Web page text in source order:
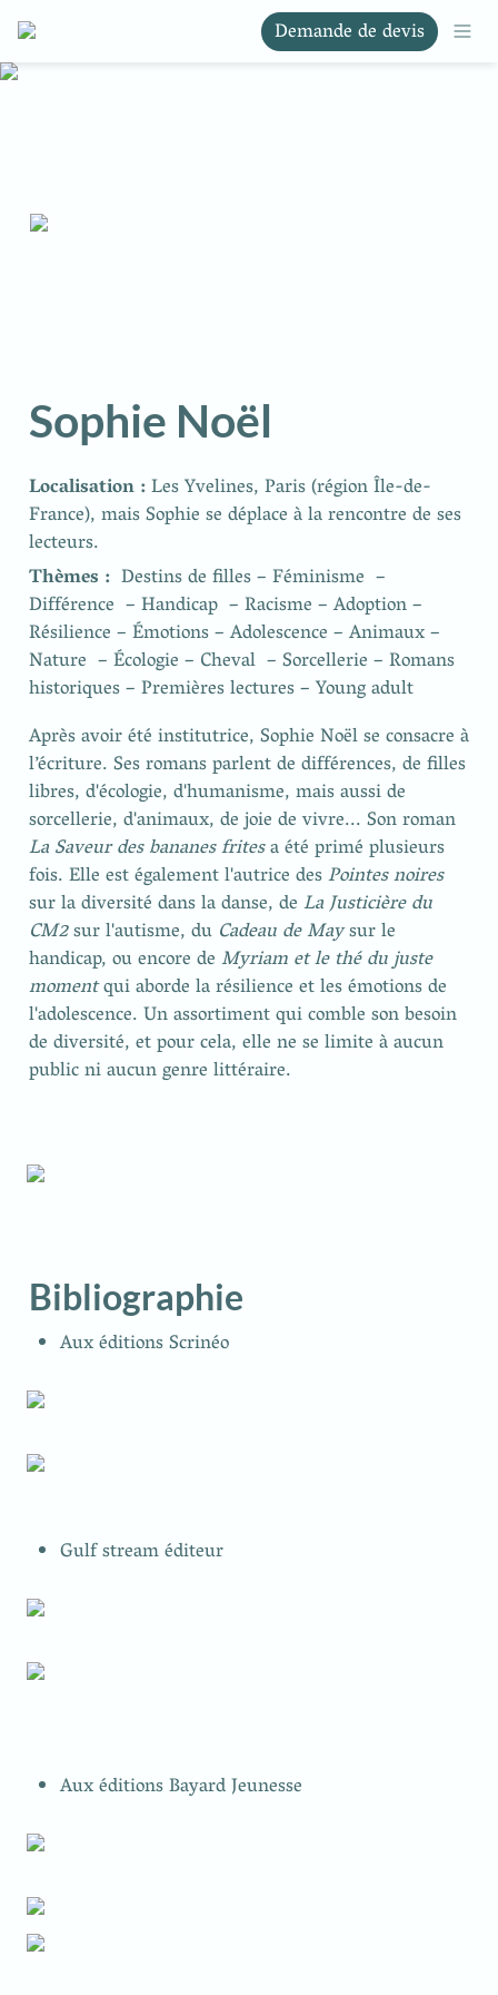
Demande de devis
Sophie Noël
Localisation : Les Yvelines, Paris (région Île-de-
France), mais Sophie se déplace à la rencontre de ses
lecteurs.
Thèmes :
  Destins de filles – Féminisme  –
Différence  – Handicap  – Racisme – Adoption –
Résilience – Émotions – Adolescence – Animaux –
Nature  – Écologie – Cheval  – Sorcellerie – Romans
historiques – Premières lectures – Young adult
Après avoir été institutrice, Sophie Noël se consacre à
l’écriture. Ses romans parlent de différences, de filles
libres, d'écologie, d'humanisme, mais aussi de
La Saveur des bananes frites a été primé plusieurs
fois. Elle est également l'autrice des Pointes noires
sur la diversité dans la danse, de La Justicière du
CM2 sur l'autisme, du Cadeau de May sur le
handicap, ou encore de Myriam et le thé du juste
moment qui aborde la résilience et les émotions de
l'adolescence. Un assortiment qui comble son besoin
de diversité, et pour cela, elle ne se limite à aucun
public ni aucun genre littéraire.
Bibliographie
Aux éditions Scrinéo
Gulf stream éditeur
Aux éditions Bayard Jeunesse